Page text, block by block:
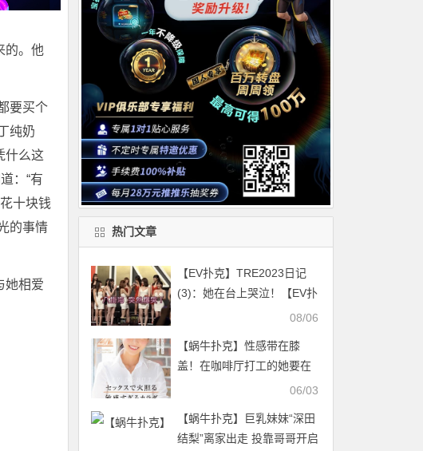
的。他
要买个
纯奶
什么这
：“有
十块钱
的事情
她相爱
热门文章
【EV扑克】TRE2023日记
(3)：她在台上哭泣！【EV扑
08/06
【蜗牛扑克】性感带在膝
盖！在咖啡厅打工的她要在
30岁前体会高潮的滋味！ …
06/03
【蜗牛扑克】巨乳妹妹“深田
结梨”离家出走 投靠哥哥开启